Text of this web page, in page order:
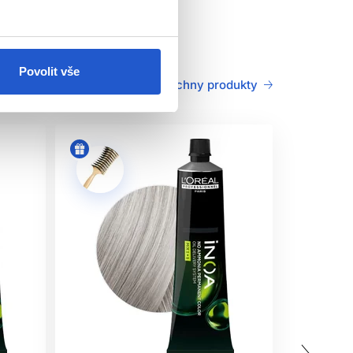
Povolit vše
Tento výrobek není určen pro osoby
produktu
. Naneste malé množství barvy
objeví podráždění, svědění, zarudnutí
Všechny produkty